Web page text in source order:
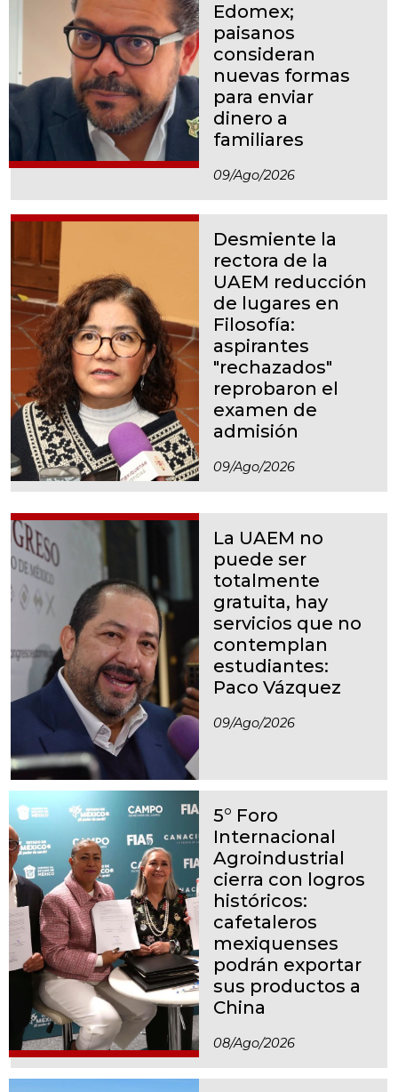
Edomex;
paisanos
consideran
nuevas formas
para enviar
dinero a
familiares
09/ago/2026
Desmiente la
rectora de la
UAEM reducción
de lugares en
Filosofía:
aspirantes
"rechazados"
reprobaron el
examen de
admisión
09/ago/2026
La UAEM no
puede ser
totalmente
gratuita, hay
servicios que no
contemplan
estudiantes:
Paco Vázquez
09/ago/2026
5° Foro
Internacional
Agroindustrial
cierra con logros
históricos:
cafetaleros
mexiquenses
podrán exportar
sus productos a
China
08/ago/2026